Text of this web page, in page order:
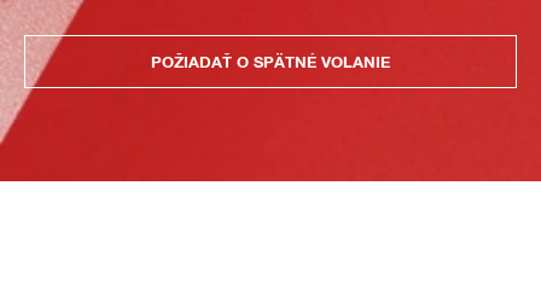
POŽIADAŤ O SPÄTNÉ VOLANIE